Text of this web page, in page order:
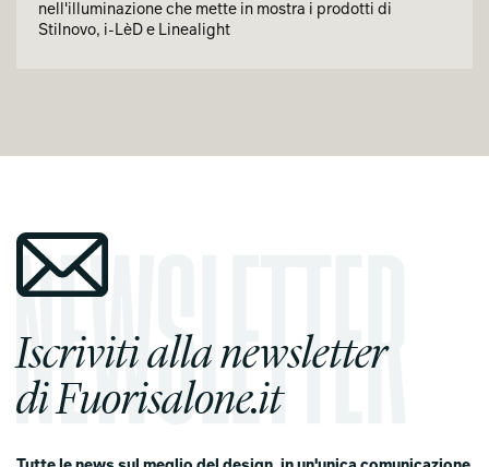
nell'illuminazione che mette in mostra i prodotti di
Stilnovo, i-LèD e Linealight
Iscriviti alla newsletter
di Fuorisalone.it